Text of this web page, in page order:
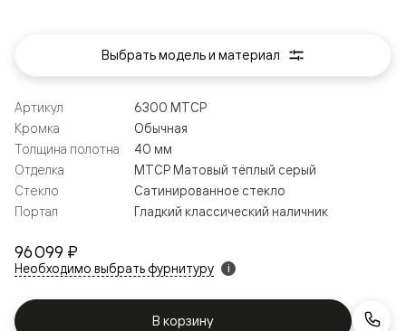
96 099 ₽
Необходимо выбрать фурнитуру i
В корзину
Артикул
6300 МТСР
Кромка
Обычная
Толщина полотна
40 мм
Отделка
МТСР Матовый тёплый серый
Стекло
Сатинированное стекло
Портал
Гладкий классический наличник
Выбрать модель и материал